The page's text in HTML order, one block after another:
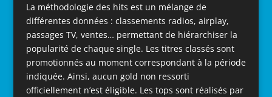
La méthodologie des hits est un mélange de
différentes données : classements radios, airplay,
passages TV, ventes… permettant de hiérarchiser la
popularité de chaque single. Les titres classés sont
promotionnés au moment correspondant à la période
indiquée. Ainsi, aucun gold non ressorti
officiellement n’est éligible. Les tops sont réalisés par